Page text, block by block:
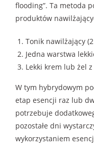
flooding”. Ta metoda
produktów
Tonik nawilżający
Jedna warstwa
Lekki krem lub żel
W tym hybrydowym
etap esencji raz lub
potrzebuje
pozostałe dni
wykorzystaniem